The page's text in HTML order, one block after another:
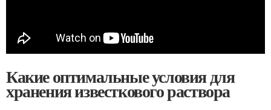
Какие оптимальные условия для
хранения известкового раствора